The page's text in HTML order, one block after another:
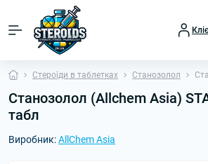
Стероїди в таблетках Станозолол
Станозолол (Allchem Asia)
табл
Виробник:AllChem Asia